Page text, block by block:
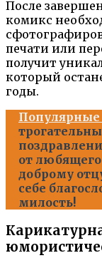
После
комикс
печати или
получит
который
годы.
Популярные
от
доброму
себе
милость!